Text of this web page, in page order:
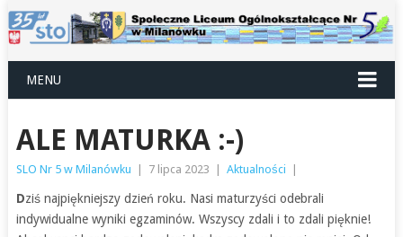
MENU
ALE MATURKA :-)
SLO Nr 5 w Milanówku 7 lipca 2023 Aktualności
Dziś najpiękniejszy dzień roku. Nasi maturzyści odebrali
indywidualne wyniki egzaminów. Wszyscy zdali i to zdali pięknie!